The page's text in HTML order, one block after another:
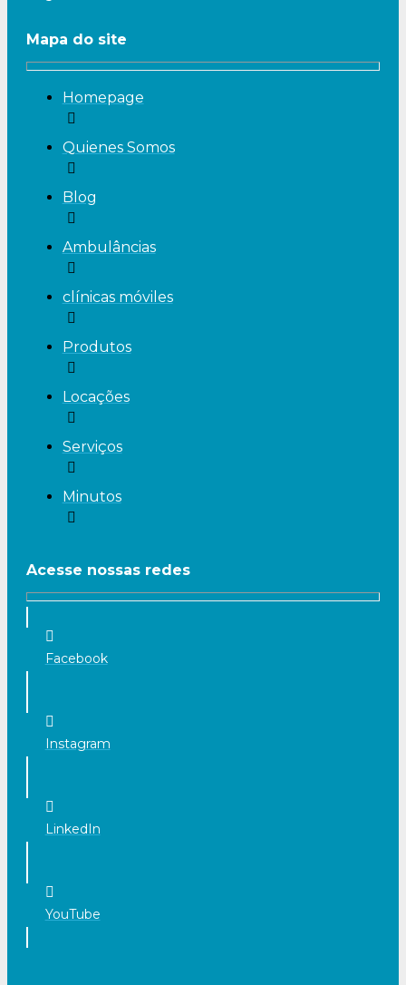
Mapa do site
Homepage
Quienes Somos
Blog
Ambulâncias
clínicas móviles
Produtos
Locações
Serviços
Minutos
Acesse nossas redes
Facebook
Instagram
LinkedIn
YouTube